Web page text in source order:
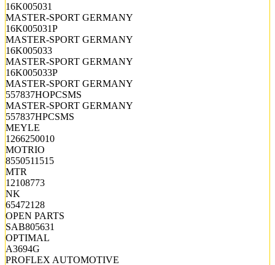
16K005031
MASTER-SPORT GERMANY
16K005031P
MASTER-SPORT GERMANY
16K005033
MASTER-SPORT GERMANY
16K005033P
MASTER-SPORT GERMANY
557837HOPCSMS
MASTER-SPORT GERMANY
557837HPCSMS
MEYLE
1266250010
MOTRIO
8550511515
MTR
12108773
NK
65472128
OPEN PARTS
SAB805631
OPTIMAL
A3694G
PROFLEX AUTOMOTIVE